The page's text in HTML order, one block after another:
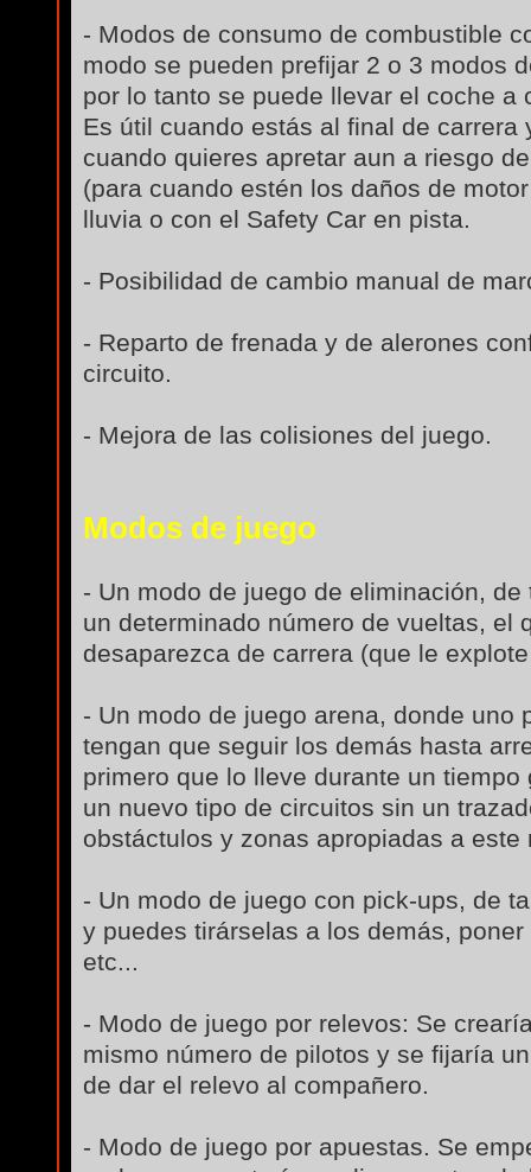
- Modos de consumo de combustible
modo se pueden prefijar 2 o 3 modos
por lo tanto se puede llevar el coche a
Es útil cuando estás al final de carrera
cuando quieres apretar aun a riesgo
(para cuando estén los daños de
lluvia o con el Safety Car en pista.
- Posibilidad de cambio manual de
- Reparto de frenada y de alerones
circuito.
- Mejora de las colisiones del juego.
Modos de juego
- Un modo de juego de eliminación,
un determinado número de vueltas, el
desaparezca de carrera (que le
- Un modo de juego arena, donde uno
tengan que seguir los demás hasta
primero que lo lleve durante un
un nuevo tipo de circuitos sin un
obstáctulos y zonas apropiadas a este
- Un modo de juego con pick-ups, de
y puedes tirárselas a los demás,
etc...
- Modo de juego por relevos: Se
mismo número de pilotos y se fijaría
de dar el relevo al compañero.
- Modo de juego por apuestas. Se